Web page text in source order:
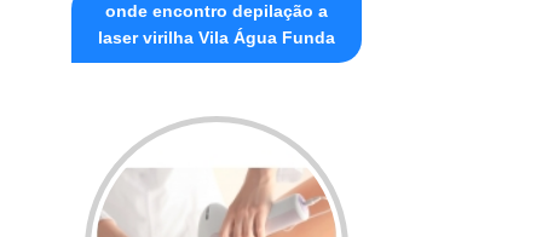
onde encontro depilação a
laser virilha Vila Água Funda